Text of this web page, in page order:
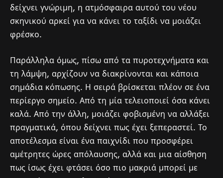
δείχνει γνώριμη, η ατμόσφαιρα αυτού του νέου
σκηνικού αρκεί για να κάνει το ταξίδι να μοιάζει
φρέσκο.
Παράλληλα όμως, πίσω από τα πυροτεχνήματα και
τη λάμψη, αρχίζουν να διακρίνονται και κάποια
σημάδια κόπωσης. Η σειρά βρίσκεται πλέον σε ένα
περίεργο σημείο. Από τη μία τελειοποιεί όσα κάνει
καλά. Από την άλλη, μοιάζει φοβισμένη να αλλάξει
πραγματικά, όπου δείχνει πως έχει ξεπεραστεί. Το
αποτέλεσμα είναι ένα παιχνίδι που προσφέρει
αμέτρητες ώρες απόλαυσης, αλλά και μια αίσθηση
πως ίσως έχει φτάσει όσο πιο μακριά μπορεί με